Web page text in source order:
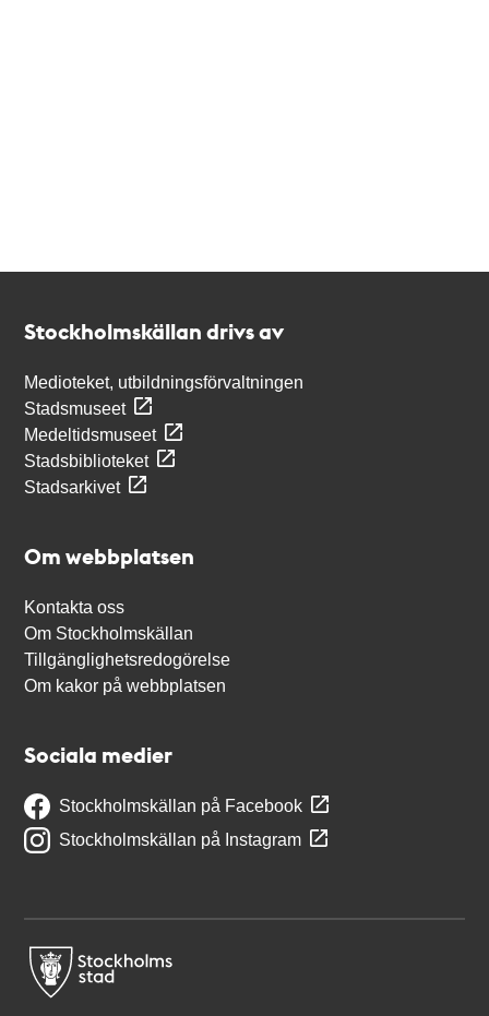
Stockholmskällan drivs av
Medioteket, utbildningsförvaltningen
Stadsmuseet
Medeltidsmuseet
Stadsbiblioteket
Stadsarkivet
Om webbplatsen
Kontakta oss
Om Stockholmskällan
Tillgänglighetsredogörelse
Om kakor på webbplatsen
Sociala medier
Stockholmskällan på Facebook
Stockholmskällan på Instagram